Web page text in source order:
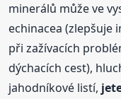
minerálů může ve
echinacea (zlepšuje
při zažívacích
dýchacích cest),
jahodníkové listí,